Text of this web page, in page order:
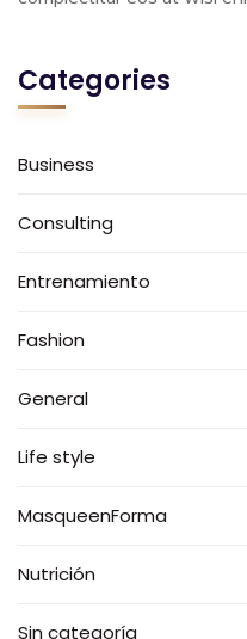
Categories
Business
Consulting
Entrenamiento
Fashion
General
Life style
MasqueenForma
Nutrición
Sin categoría